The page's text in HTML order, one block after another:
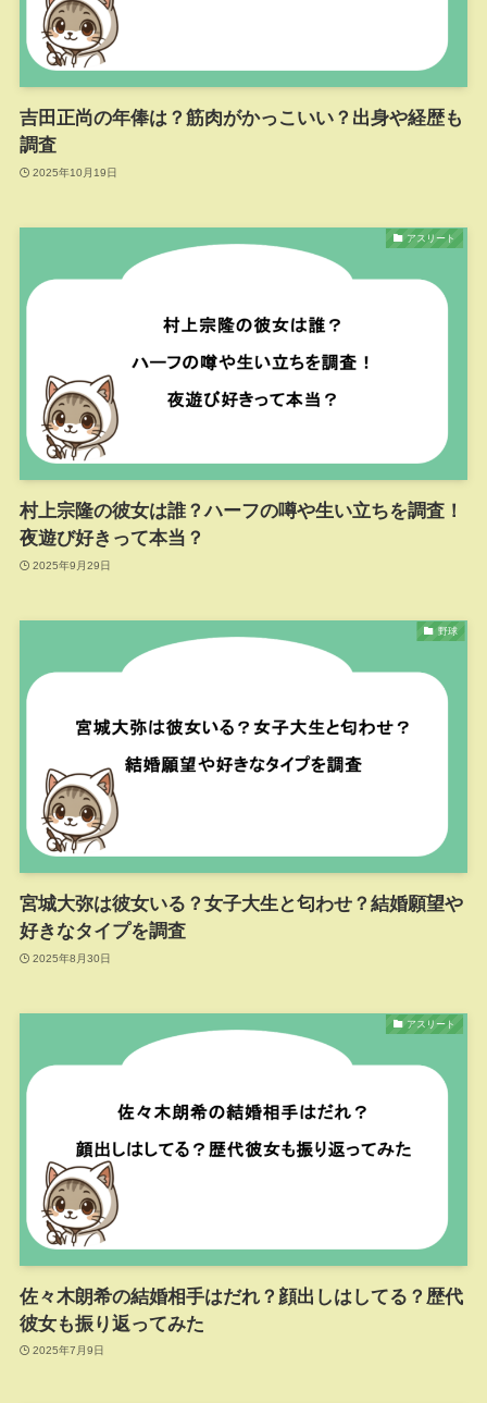
吉田正尚の年俸は？筋肉がかっこいい？出身や経歴も
調査
2025年10月19日
アスリート
村上宗隆の彼女は誰？ハーフの噂や生い立ちを調査！
夜遊び好きって本当？
2025年9月29日
野球
宮城大弥は彼女いる？女子大生と匂わせ？結婚願望や
好きなタイプを調査
2025年8月30日
アスリート
佐々木朗希の結婚相手はだれ？顔出しはしてる？歴代
彼女も振り返ってみた
2025年7月9日